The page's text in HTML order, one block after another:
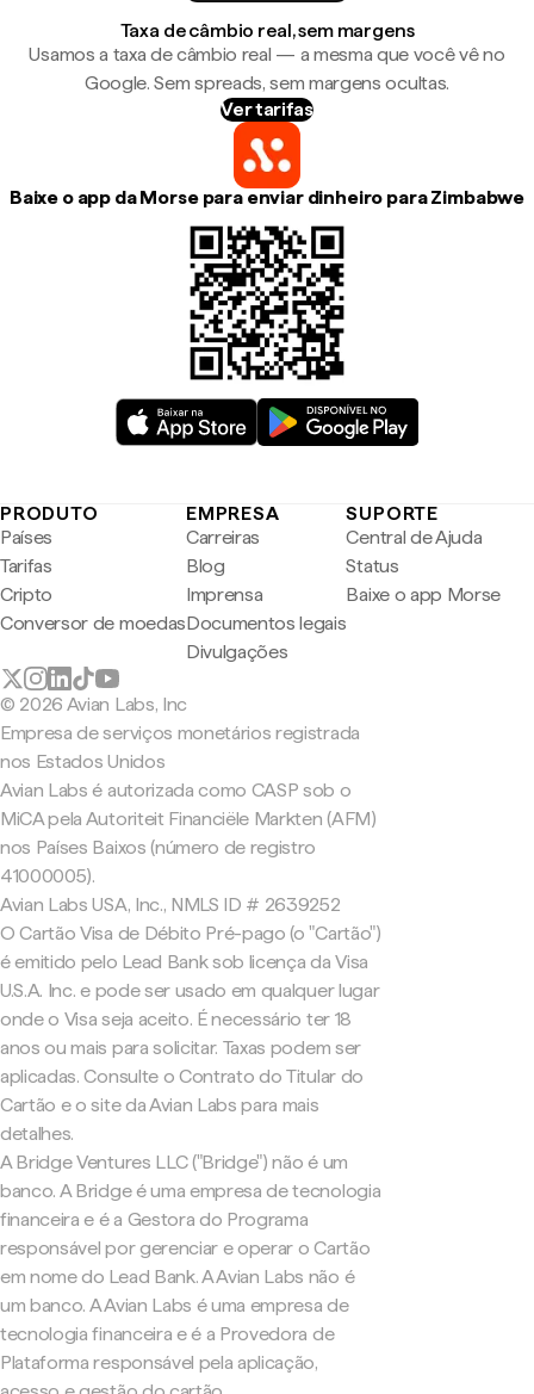
Taxa de câmbio real, sem margens
Usamos a taxa de câmbio real — a mesma que você vê no
Google. Sem spreads, sem margens ocultas.
Ver tarifas
Baixe o app da Morse para enviar dinheiro para Zimbabwe
PRODUTO
Países
Tarifas
Cripto
Conversor de moedas
EMPRESA
Carreiras
Blog
Imprensa
Documentos legais
Divulgações
SUPORTE
Central de Ajuda
Status
Baixe o app Morse
© 2026 Avian Labs, Inc
Empresa de serviços monetários registrada
nos Estados Unidos
Avian Labs é autorizada como CASP sob o
MiCA pela Autoriteit Financiële Markten (AFM)
nos Países Baixos (número de registro
41000005).
Avian Labs USA, Inc., NMLS ID # 2639252
O Cartão Visa de Débito Pré-pago (o "Cartão")
é emitido pelo Lead Bank sob licença da Visa
U.S.A. Inc. e pode ser usado em qualquer lugar
onde o Visa seja aceito. É necessário ter 18
anos ou mais para solicitar. Taxas podem ser
aplicadas. Consulte o Contrato do Titular do
Cartão e o site da Avian Labs para mais
detalhes.
A Bridge Ventures LLC ("Bridge") não é um
banco. A Bridge é uma empresa de tecnologia
financeira e é a Gestora do Programa
responsável por gerenciar e operar o Cartão
em nome do Lead Bank. A Avian Labs não é
um banco. A Avian Labs é uma empresa de
tecnologia financeira e é a Provedora de
Plataforma responsável pela aplicação,